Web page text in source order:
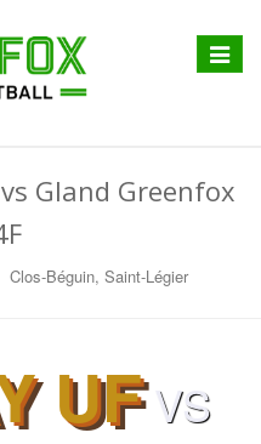
Afficher
menu
Gland Greenfox
Clos-Béguin, Saint-Légier
UF VS